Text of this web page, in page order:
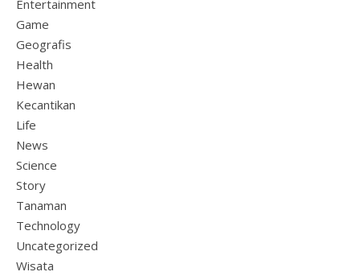
Entertainment
Game
Geografis
Health
Hewan
Kecantikan
Life
News
Science
Story
Tanaman
Technology
Uncategorized
Wisata